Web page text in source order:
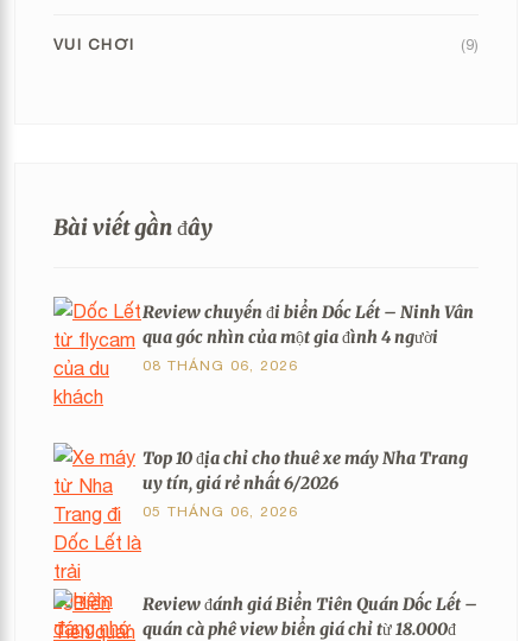
VUI CHƠI (9)
Bài viết gần đây
Review chuyến đi biển Dốc Lết – Ninh Vân
qua góc nhìn của một gia đình 4 người
08 THÁNG 06, 2026
Top 10 địa chỉ cho thuê xe máy Nha Trang
uy tín, giá rẻ nhất 6/2026
05 THÁNG 06, 2026
Review đánh giá Biển Tiên Quán Dốc Lết –
quán cà phê view biển giá chỉ từ 18.000đ